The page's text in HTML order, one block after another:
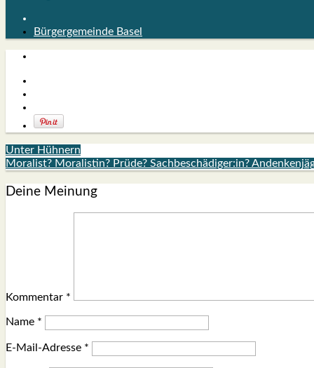
Bürgergemeinde Basel
Unter Hühnern
Moralist? Moralistin? Prüde? Sachbeschädiger:in?
Deine Meinung
Kommentar *
Name *
E-Mail-Adresse *